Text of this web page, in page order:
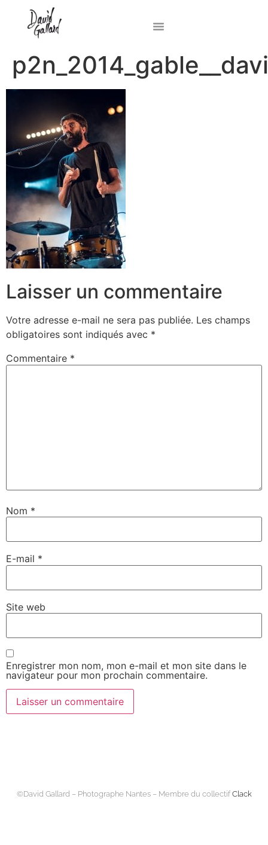
Laisser un commentaire
Votre adresse e-mail ne sera pas publiée. Les champs
obligatoires sont indiqués avec *
Commentaire *
Nom *
E-mail *
Site web
Enregistrer mon nom, mon e-mail et mon site dans le
navigateur pour mon prochain commentaire.
©David Gallard – Photographe Nantes – Membre du collectifClack